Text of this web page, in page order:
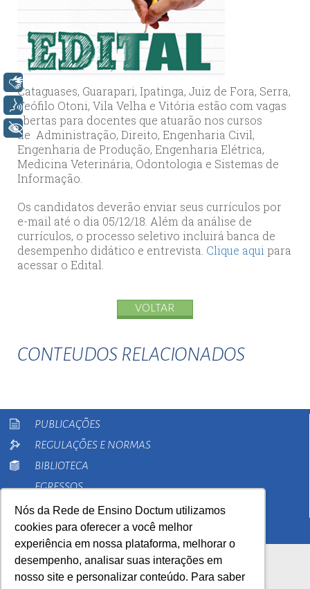
Nós da Rede de Ensino Doctum utilizamos
cookies para oferecer a você melhor
experiência em nossa plataforma, melhorar o
desempenho, analisar suas interações em
nosso site e personalizar conteúdo. Para saber
Cataguases, Guarapari, Ipatinga, Juiz de Fora, Serra,
Teófilo Otoni, Vila Velha e Vitória estão com vagas
abertas para docentes que atuarão nos cursos
de Administração, Direito, Engenharia Civil,
Engenharia de Produção, Engenharia Elétrica,
Medicina Veterinária, Odontologia e Sistemas de
Informação.
Os candidatos deverão enviar seus currículos por
e-mail até o dia 05/12/18. Além da análise de
currículos, o processo seletivo incluirá banca de
desempenho didático e entrevista. Clique aquipara
acessar o Edital.
VOLTAR
CONTEUDOS RELACIONADOS
PUBLICAÇÕES
REGULAÇÕES E NORMAS
BIBLIOTECA
EGRESSOS
PESQUISA
EXTENSÃO
Voz
+ Acessibilidade